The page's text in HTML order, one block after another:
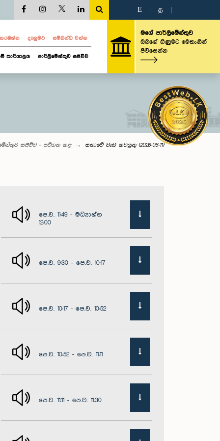
E த
දැනුමට සම්බන්ධ වන්න
කාර්යාලය පාර්ලිමේන්තුව සජීවීව
මගේ පාර්ලිමේන්තුව
ඔබගේ ගිණුමට මෙතැනින්
පිවිසෙන්න
සජීවීව - පටිගත කළ සභාවේ වැඩ කටයුතු (2026-06-11)
පෙ.ව. 11:49 - මධ්‍යාහ්න
12:00
පෙ.ව. 9:30 - පෙ.ව. 10:17
පෙ.ව. 10:17 - පෙ.ව. 10:52
පෙ.ව. 10:52 - පෙ.ව. 11:11
පෙ.ව. 11:11 - පෙ.ව. 11:30